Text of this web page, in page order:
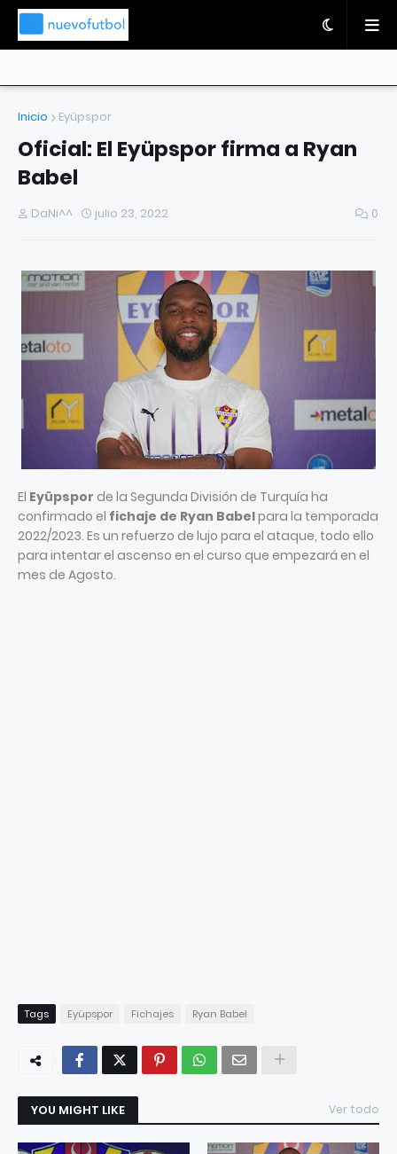
Inicio Eyüpspor
Oficial: El Eyüpspor firma a Ryan
Babel
DaNi^^ julio 23, 2022 0
El Eyüpspor de la Segunda División de Turquía ha
confirmado el fichaje de Ryan Babelpara la temporada
2022/2023. Es un refuerzo de lujo para el ataque, todo ello
para intentar el ascenso en el curso que empezará en el
mes de Agosto.
Tags Eyüpspor Fichajes Ryan Babel
YOU MIGHT LIKE Ver todo